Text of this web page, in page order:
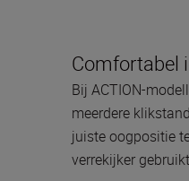
Comfortabel
Bij ACTION-
meerdere
juiste oogpositie
verrekijker